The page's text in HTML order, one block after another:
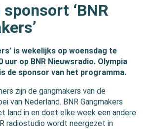
‘BNR
is wekelijks op woensdag te
uur op BNR Nieuwsradio. Olympia
de sponsor van het programma.
zijn de gangmakers van de
van Nederland. BNR Gangmakers
land in en doet elke week een andere
radiostudio wordt neergezet in